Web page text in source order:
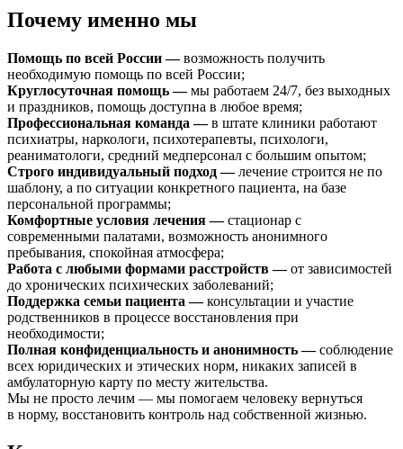
Почему именно мы
Помощь по всей России —возможность получить
необходимую помощь по всей России;
Круглосуточная помощь —мы работаем 24/7, без выходных
и праздников, помощь доступна в любое время;
Профессиональная команда —в штате клиники работают
психиатры, наркологи, психотерапевты, психологи,
реаниматологи, средний медперсонал с большим опытом;
Строго индивидуальный подход —лечение строится не по
шаблону, а по ситуации конкретного пациента, на базе
персональной программы;
Комфортные условия лечения —стационар с
современными палатами, возможность анонимного
пребывания, спокойная атмосфера;
Работа с любыми формами расстройств —от зависимостей
до хронических психических заболеваний;
Поддержка семьи пациента —консультации и участие
родственников в процессе восстановления при
необходимости;
Полная конфиденциальность и анонимность —соблюдение
всех юридических и этических норм, никаких записей в
амбулаторную карту по месту жительства.
Мы не просто лечим — мы помогаем человеку вернуться
в норму, восстановить контроль над собственной жизнью.